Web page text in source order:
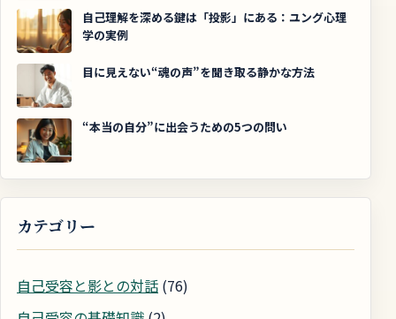
自己理解を深める鍵は「投影」にある：ユング心理
学の実例
目に見えない“魂の声”を聞き取る静かな方法
“本当の自分”に出会うための5つの問い
カテゴリー
自己受容と影との対話 (76)